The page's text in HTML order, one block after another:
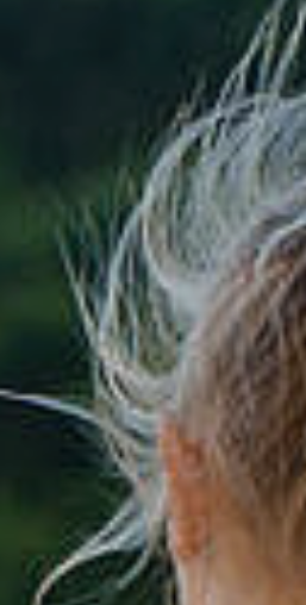
Formulare &